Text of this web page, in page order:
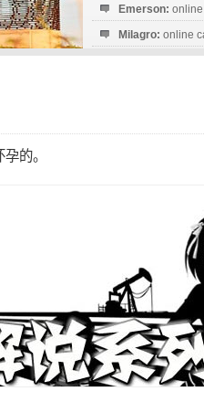
Emerson:
Milagro: online
的。